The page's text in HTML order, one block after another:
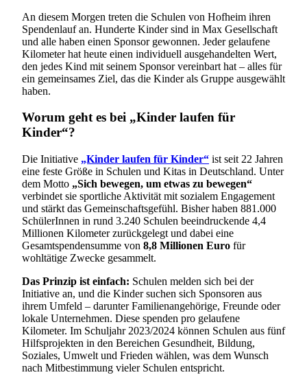
An diesem Morgen treten die Schulen von Hofheim ihren
Spendenlauf an. Hunderte Kinder sind in Max Gesellschaft
und alle haben einen Sponsor gewonnen. Jeder gelaufene
Kilometer hat heute einen individuell ausgehandelten Wert,
den jedes Kind mit seinem Sponsor vereinbart hat – alles für
ein gemeinsames Ziel, das die Kinder als Gruppe ausgewählt
haben.
Worum geht es bei „Kinder laufen für
Kinder“?
Die Initiative „Kinder laufen für Kinder“ ist seit 22 Jahren
eine feste Größe in Schulen und Kitas in Deutschland. Unter
dem Motto „Sich bewegen, um etwas zu bewegen“
verbindet sie sportliche Aktivität mit sozialem Engagement
und stärkt das Gemeinschaftsgefühl. Bisher haben 881.000
SchülerInnen in rund 3.240 Schulen beeindruckende 4,4
Millionen Kilometer zurückgelegt und dabei eine
Gesamtspendensumme von 8,8 Millionen Euro für
wohltätige Zwecke gesammelt.
Das Prinzip ist einfach: Schulen melden sich bei der
Initiative an, und die Kinder suchen sich Sponsoren aus
ihrem Umfeld – darunter Familienangehörige, Freunde oder
lokale Unternehmen. Diese spenden pro gelaufene
Kilometer. Im Schuljahr 2023/2024 können Schulen aus fünf
Hilfsprojekten in den Bereichen Gesundheit, Bildung,
Soziales, Umwelt und Frieden wählen, was dem Wunsch
nach Mitbestimmung vieler Schulen entspricht.